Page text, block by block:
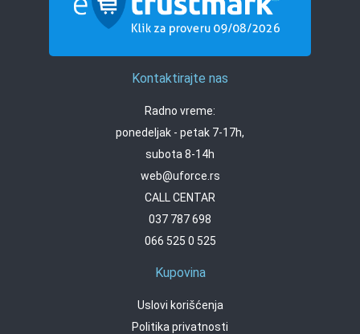
Kontaktirajte nas
Radno vreme:
ponedeljak - petak 7-17h,
subota 8-14h
web@uforce.rs
CALL CENTAR
037 787 698
066 525 0 525
Kupovina
Uslovi korišćenja
Politika privatnosti